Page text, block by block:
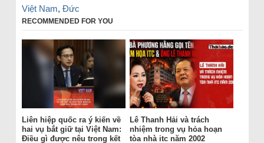
Việt Nam, Đức
RECOMMENDED FOR YOU
Liên hiệp quốc ra ý kiến về
hai vụ bắt giữ tại Việt Nam:
Điều gì được nêu trong kết
Lê Thanh Hải và trách
nhiệm trong vụ hỏa hoạn
tòa nhà itc năm 2002